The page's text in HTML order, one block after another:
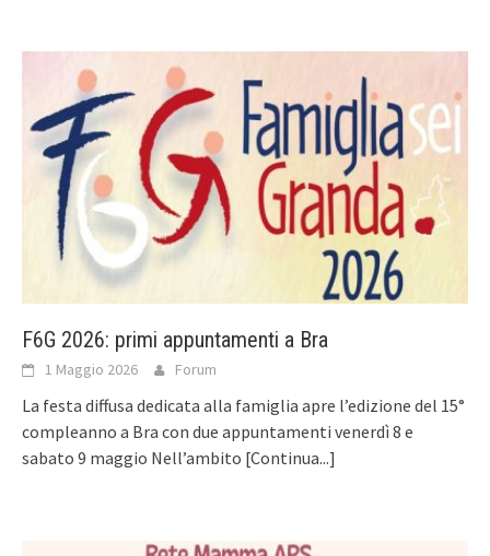
F6G 2026: primi appuntamenti a Bra
1 Maggio 2026 Forum
La festa diffusa dedicata alla famiglia apre l’edizione del 15°
compleanno a Bra con due appuntamenti venerdì 8 e
sabato 9 maggio Nell’ambito [Continua...]